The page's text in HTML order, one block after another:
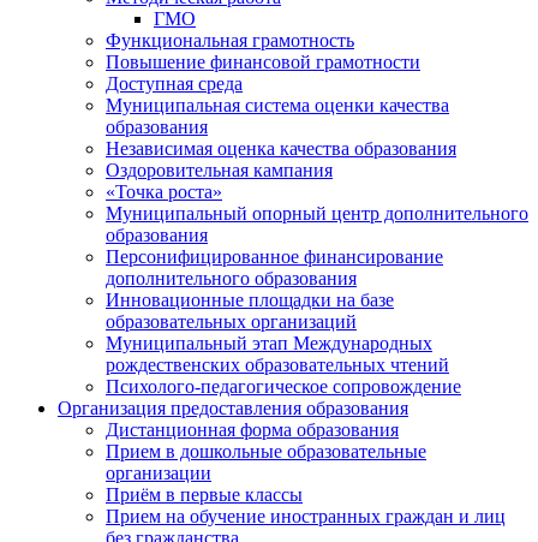
ГМО
Функциональная грамотность
Повышение финансовой грамотности
Доступная среда
Муниципальная система оценки качества
образования
Независимая оценка качества образования
Оздоровительная кампания
«Точка роста»
Муниципальный опорный центр дополнительного
образования
Персонифицированное финансирование
дополнительного образования
Инновационные площадки на базе
образовательных организаций
Муниципальный этап Международных
рождественских образовательных чтений
Психолого-педагогическое сопровождение
Организация предоставления образования
Дистанционная форма образования
Прием в дошкольные образовательные
организации
Приём в первые классы
Прием на обучение иностранных граждан и лиц